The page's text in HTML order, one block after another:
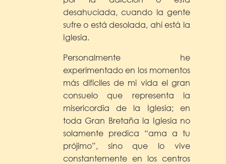
desahuciada, cuando la gente
sufre o está desolada, ahí está la
Iglesia.
Personalmente he
experimentado en los momentos
más difíciles de mi vida el gran
consuelo que representa la
misericordia de la Iglesia; en
toda Gran Bretaña la Iglesia no
solamente predica “ama a tu
prójimo”, sino que lo vive
constantemente en los centros